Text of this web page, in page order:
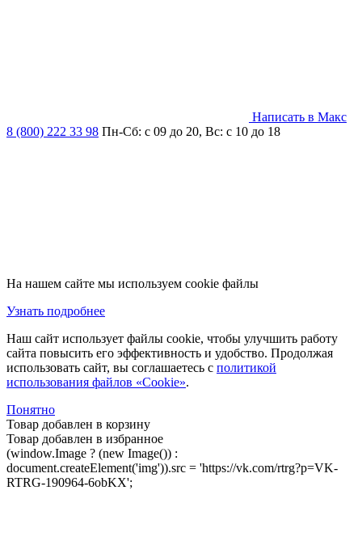
Написать в Макс
8 (800) 222 33 98 Пн-Сб: с 09 до 20, Вс: с 10 до 18
На нашем сайте мы используем cookie файлы
Узнать подробнее
Наш сайт использует файлы cookie, чтобы улучшить работу
сайта повысить его эффективность и удобство. Продолжая
использовать сайт, вы соглашаетесь с политикой
использования файлов «Cookie».
Понятно
Товар добавлен в корзину
Товар добавлен в избранное
(window.Image ? (new Image()) :
document.createElement('img')).src = 'https://vk.com/rtrg?p=VK-
RTRG-190964-6obKX';